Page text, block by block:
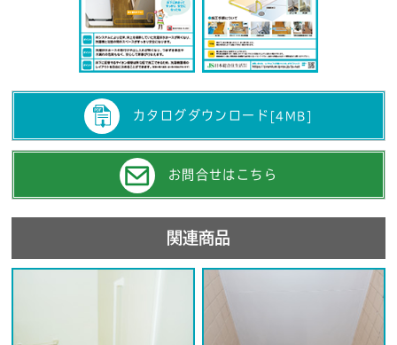
カタログダウンロード [4MB]
お問合せはこちら
関連商品